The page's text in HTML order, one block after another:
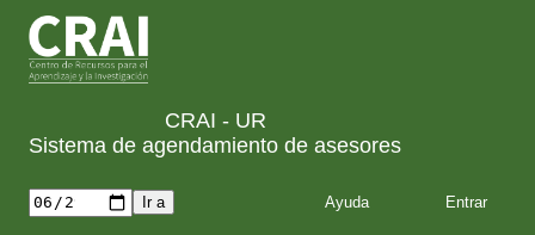
CRAI - UR
Sistema de agendamiento de asesores
Ayuda